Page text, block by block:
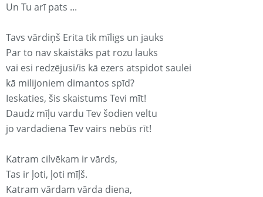
Un Tu arī pats ...
Tavs vārdiņš Erita tik mīligs un jauks
Par to nav skaistāks pat rozu lauks
vai esi redzējusi/is kā ezers atspidot saulei
kā milijoniem dimantos spīd?
Ieskaties, šis skaistums Tevi mīt!
Daudz mīļu vardu Tev šodien veltu
jo vardadiena Tev vairs nebūs rīt!
Katram cilvēkam ir vārds,
Tas ir ļoti, ļoti mīļš.
Katram vārdam vārda diena,